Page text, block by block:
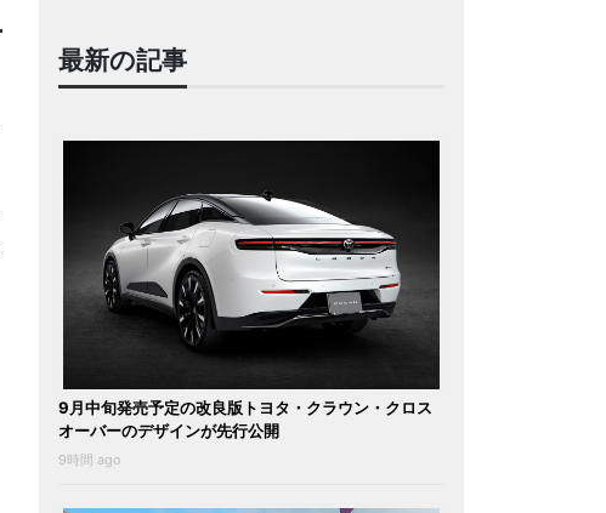
最新の記事
9月中旬発売予定の改良版トヨタ・クラウン・クロス
オーバーのデザインが先行公開
9時間 ago